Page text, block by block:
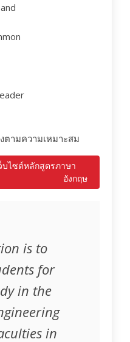
ตามความเหมาะสม
บไซต์หลักสูตรภาษา
อังกฤษ
is to
for
in the
in